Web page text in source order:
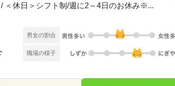
＜休日＞シフト制/週に2～4日のお休み※...
男女の割合
職場の様子